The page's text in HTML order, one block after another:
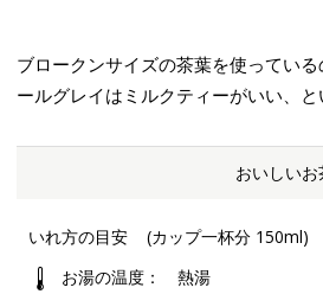
ブロークンサイズの茶葉を使ってい
ールグレイはミルクティーがいい、と
おいしい
いれ方の目安
(カップ一杯分 150ml)
お湯の温度
熱湯